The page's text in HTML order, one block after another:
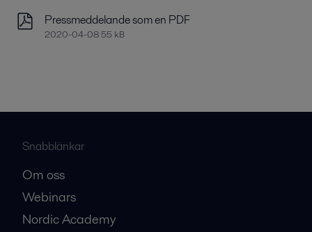
Pressmeddelande som en PDF
2020-04-08 55 kB
Snabblänkar
Om oss
Webinars
Nordic Academy